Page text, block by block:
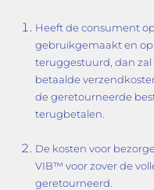
Heeft de consument
gebruikgemaakt en
teruggestuurd, dan
betaalde
de geretourneerde
terugbetalen.
De kosten voor
VIB™ voor zover de
geretourneerd.